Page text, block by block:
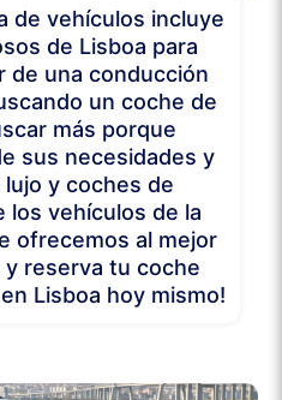
de vehículos incluye
de Lisboa para
de una conducción
un coche de
más porque
sus necesidades y
y coches de
los vehículos de la
ofrecemos al mejor
reserva tu coche
Lisboa hoy mismo!